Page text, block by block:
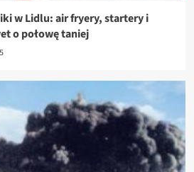
w Lidlu: air fryery, startery i
o połowę taniej